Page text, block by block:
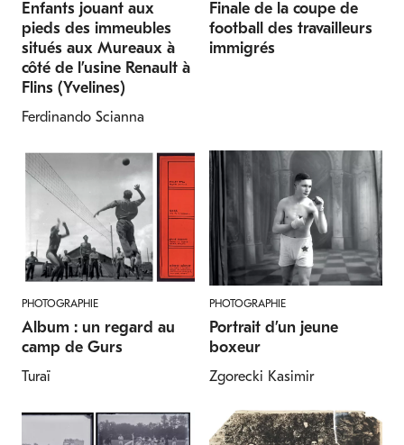
Enfants jouant aux
pieds des immeubles
situés aux Mureaux à
côté de l’usine Renault à
Flins (Yvelines)
Ferdinando Scianna
Finale de la coupe de
football des travailleurs
immigrés
PHOTOGRAPHIE
Album : un regard au
camp de Gurs
Turaï
PHOTOGRAPHIE
Portrait d’un jeune
boxeur
Zgorecki Kasimir